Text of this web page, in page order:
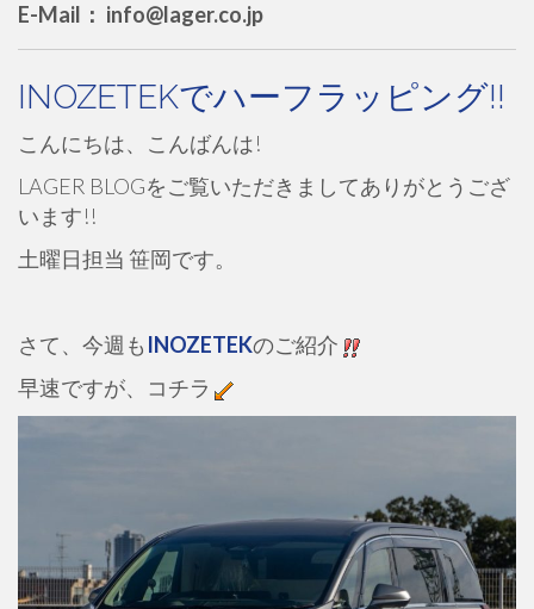
E-Mail： info@lager.co.jp
INOZETEKでハーフラッピング!!
こんにちは、こんばんは!
LAGER BLOGをご覧いただきましてありがとうござ
います!!
土曜日担当 笹岡です。
さて、今週も INOZETEKのご紹介
早速ですが、コチラ